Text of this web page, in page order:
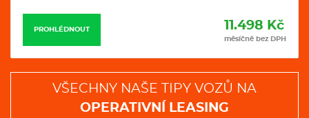
PROHLÉDNOUT 11.498 Kč
měsíčně bez DPH
VŠECHNY NAŠE TIPY VOZŮ NA
OPERATIVNÍ LEASING